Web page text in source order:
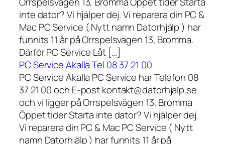
inte dator? Vi hjälper dej. Vi reparera din PC &
Mac PC Service ( Nytt namn Datorhjälp ) har
funnits 11 år på Orrspelsvägen 13, Bromma.
Därför PC Service Låt […]
PC Service Akalla Tel 08 37 21 00
PC Service Akalla PC Service har Telefon 08
37 21 00 och E-post kontakt@datorhjalp.se
och vi ligger på Orrspelsvägen 13, Bromma
Öppet tider Starta inte dator? Vi hjälper dej.
Vi reparera din PC & Mac PC Service ( Nytt
namn Datorhjälp ) har funnits 11 år på